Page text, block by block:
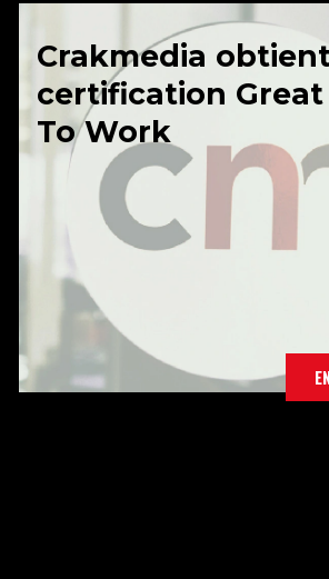
Crakmedia
certification Great
To Work